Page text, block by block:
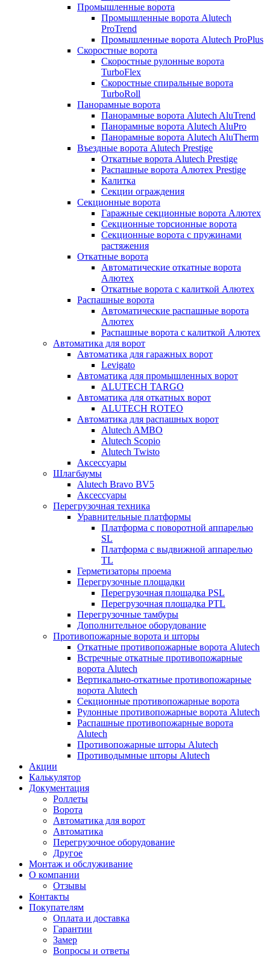
Промышленные ворота
Промышленные ворота Alutech
ProTrend
Промышленные ворота Alutech ProPlus
Скоростные ворота
Скоростные рулонные ворота
TurboFlex
Скоростные спиральные ворота
TurboRoll
Панорамные ворота
Панорамные ворота Alutech AluTrend
Панорамные ворота Alutech AluPro
Панорамные ворота Alutech AluTherm
Въездные ворота Alutech Prestige
Откатные ворота Alutech Prestige
Распашные ворота Алютех Prestige
Калитка
Секции ограждения
Секционные ворота
Гаражные секционные ворота Алютех
Секционные торсионные ворота
Секционные ворота с пружинами
растяжения
Откатные ворота
Автоматические откатные ворота
Алютех
Откатные ворота с калиткой Алютех
Распашные ворота
Автоматические распашные ворота
Алютех
Распашные ворота с калиткой Алютех
Автоматика для ворот
Автоматика для гаражных ворот
Levigato
Автоматика для промышленных ворот
ALUTECH TARGO
Автоматика для откатных ворот
ALUTECH ROTEO
Автоматика для распашных ворот
Alutech AMBO
Alutech Scopio
Alutech Twisto
Аксессуары
Шлагбаумы
Alutech Bravo BV5
Аксессуары
Перегрузочная техника
Уравнительные платформы
Платформа с поворотной аппарелью
SL
Платформа с выдвижной аппарелью
TL
Герметизаторы проема
Перегрузочные площадки
Перегрузочная площадка PSL
Перегрузочная площадка PTL
Перегрузочные тамбуры
Дополнительное оборудование
Противопожарные ворота и шторы
Откатные противопожарные ворота Alutech
Встречные откатные противопожарные
ворота Alutech
Вертикально-откатные противопожарные
ворота Alutech
Секционные противопожарные ворота
Рулонные противопожарные ворота Alutech
Распашные противопожарные ворота
Alutech
Противопожарные шторы Alutech
Противодымные шторы Alutech
Акции
Калькулятор
Документация
Роллеты
Ворота
Автоматика для ворот
Автоматика
Перегрузочное оборудование
Другое
Монтаж и обслуживание
О компании
Отзывы
Контакты
Покупателям
Оплата и доставка
Гарантии
Замер
Вопросы и ответы